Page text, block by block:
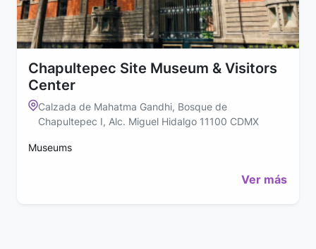
Chapultepec Site Museum & Visitors
Center
Calzada de Mahatma Gandhi, Bosque de
Chapultepec I, Alc. Miguel Hidalgo 11100 CDMX
Museums
Ver más